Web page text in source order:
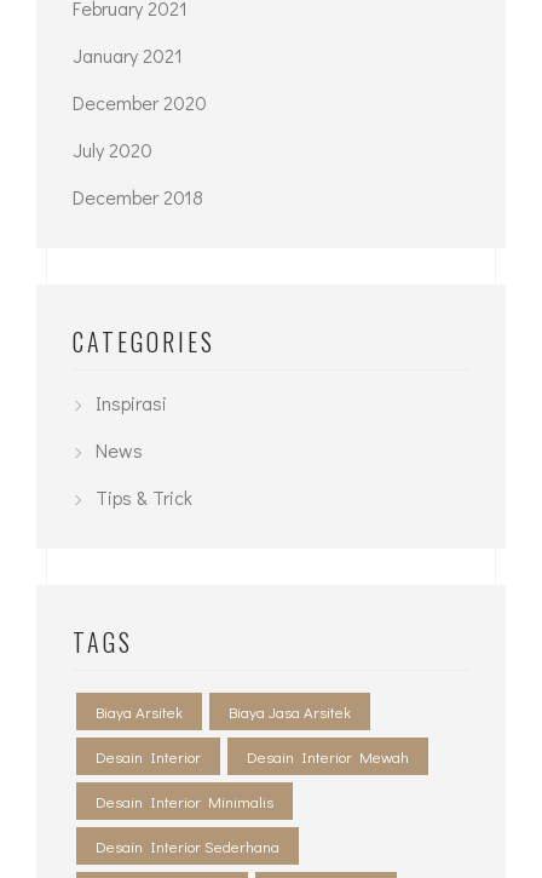
December 2020
July 2020
December 2018
News
Tips & Trick
Desain Interior Minimalis
Desain Interior Sederhana
Desain Kolam Ikan
Desain Rumah 1 Lantai